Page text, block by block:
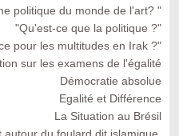
politique du monde de l'art? "
"Qu'est-ce que la politique ?"
pour les multitudes en Irak ?"
sur les examens de l'égalité
Démocratie absolue
Egalité et Différence
La Situation au Brésil
autour du foulard dit islamique.